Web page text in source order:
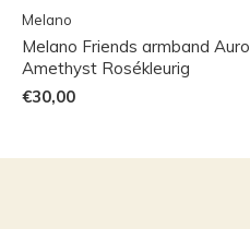
Melano
Melano Friends armband
Amethyst Rosékleurig
€30,00